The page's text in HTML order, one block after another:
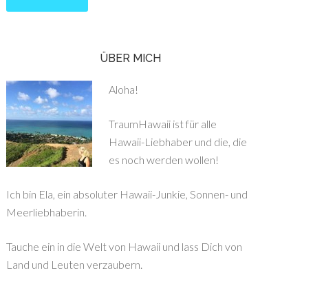
ÜBER MICH
Aloha!
TraumHawaii ist für alle
Hawaii-Liebhaber und die, die
es noch werden wollen!
Ich bin Ela, ein absoluter Hawaii-Junkie, Sonnen- und
Meerliebhaberin.
Tauche ein in die Welt von Hawaii und lass Dich von
Land und Leuten verzaubern.